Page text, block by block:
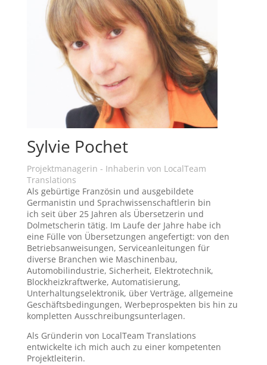
Sylvie Pochet
Projektmanagerin - Inhaberin von LocalTeam
Translations
Als gebürtige Französin und ausgebildete
Germanistin und Sprachwissenschaftlerin bin
ich seit über 25 Jahren als Übersetzerin und
Dolmetscherin tätig. Im Laufe der Jahre habe ich
eine Fülle von Übersetzungen angefertigt: von den
Betriebsanweisungen, Serviceanleitungen für
diverse Branchen wie Maschinenbau,
Automobilindustrie, Sicherheit, Elektrotechnik,
Blockheizkraftwerke, Automatisierung,
Unterhaltungselektronik, über Verträge, allgemeine
Geschäftsbedingungen, Werbeprospekten bis hin zu
kompletten Ausschreibungsunterlagen.
Als Gründerin von LocalTeam Translations
entwickelte ich mich auch zu einer kompetenten
Projektleiterin.